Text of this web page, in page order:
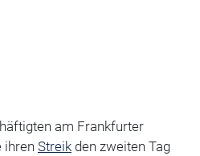
am Frankfurter
ihren Streikden zweiten Tag